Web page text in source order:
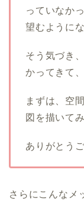
っていなか
望むように
そう気づき
かってきて、
まずは、空
図を描いて
ありがとう
さらにこんなメ